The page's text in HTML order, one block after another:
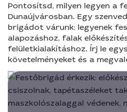
Pontosítsd, milyen legyen a
Dunaújvárosban. Egy
brigádot várunk: legyenek
alapozáshoz, falak
felületkialakításhoz. Írj le
követelményeket és a